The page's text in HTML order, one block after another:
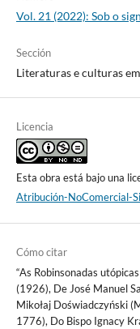
Vol. 21 (2022): Sob o
Sección
Literaturas e culturas
Licencia
Esta obra está bajo una
Atribución-NoComercial-
Cómo citar
“As Robinsonadas
(1926), De José Manuel
Mikołaj Doświadczyński
1776), Do Bispo Ignacy